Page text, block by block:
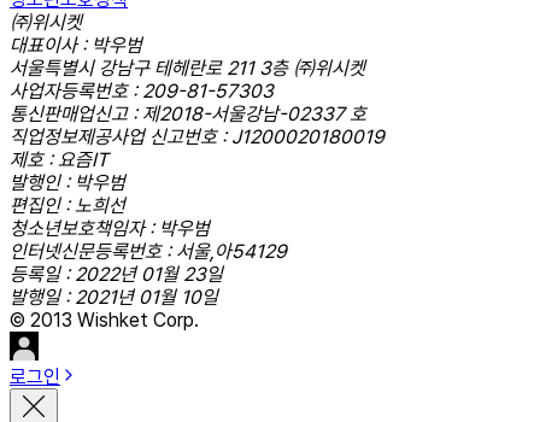
㈜위시켓
대표이사 : 박우범
서울특별시 강남구 테헤란로 211 3층 ㈜위시켓
사업자등록번호 : 209-81-57303
통신판매업신고 : 제2018-서울강남-02337 호
직업정보제공사업 신고번호 : J1200020180019
제호 : 요즘IT
발행인 : 박우범
편집인 : 노희선
청소년보호책임자 : 박우범
인터넷신문등록번호 : 서울,아54129
등록일 : 2022년 01월 23일
발행일 : 2021년 01월 10일
© 2013 Wishket Corp.
로그인